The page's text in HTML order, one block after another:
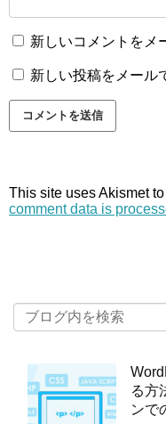
新しいコメントをメ
新しい投稿をメール
This site uses Akismet
comment data is
る方
ンで